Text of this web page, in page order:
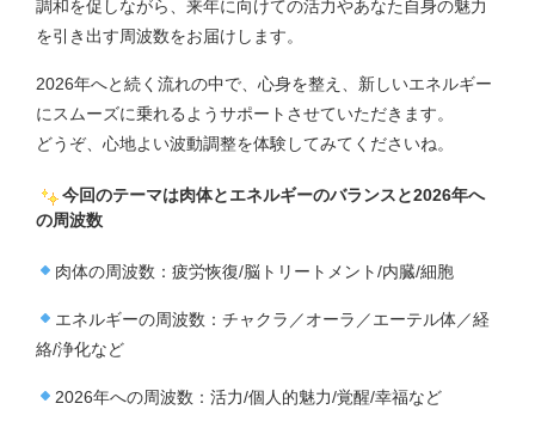
調和を促しながら、来年に向けての活力やあなた自身の魅力
を引き出す周波数をお届けします。
2026年へと続く流れの中で、心身を整え、新しいエネルギー
にスムーズに乗れるようサポートさせていただきます。
どうぞ、心地よい波動調整を体験してみてくださいね。
今回のテーマは肉体とエネルギーのバランスと2026年へ
の周波数
肉体の周波数：疲労恢復/脳トリートメント/内臓/細胞
エネルギーの周波数：チャクラ／オーラ／エーテル体／経
絡/浄化など
2026年への周波数：活力/個人的魅力/覚醒/幸福など